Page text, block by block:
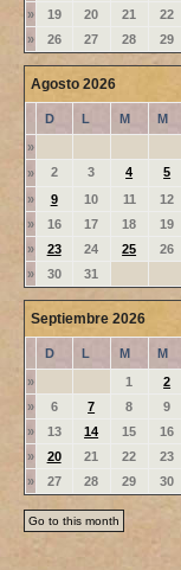
»
19 20 21 22
»
26 27 28 29
Agosto 2026
D L M M
»
»
2 3 4 5
»
9 10 11 12
»
16 17 18 19
»
23 24 25 26
»
30 31
Septiembre 2026
D L M M
»
1 2
»
6 7 8 9
»
13 14 15 16
»
20 21 22 23
»
27 28 29 30
Go to this month